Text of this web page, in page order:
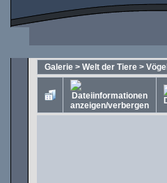
Galerie > Welt der Tiere > Vögel